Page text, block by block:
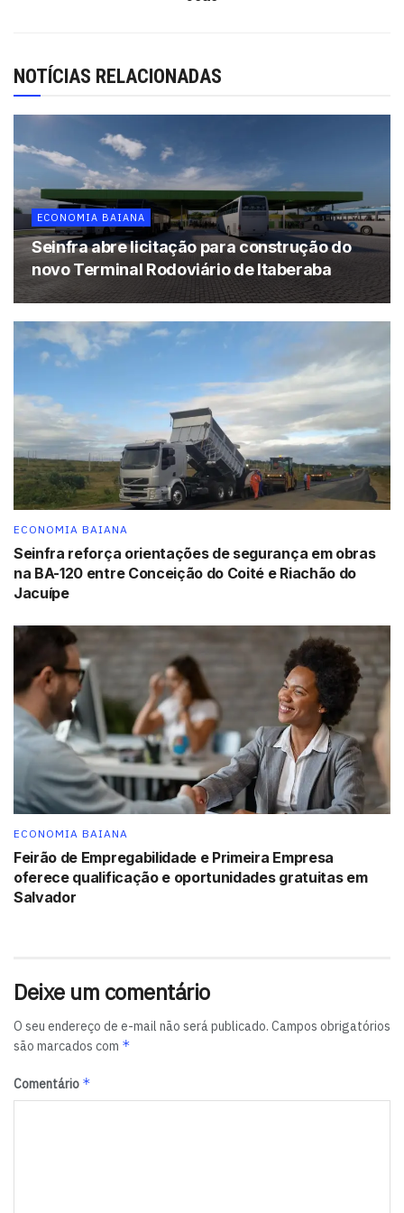
Academias em Salvador
Unidade Barra –
23h. Sáb – 8h às 14h. Dom – 8h às 12h.
Unidade Iguatemi –Av. Antonio Carlos Magalhães, 3749,
Salvador.Horário de funcionamento: Seg a Sex – 5h30 às
23h. Sáb – 8h às 14h. Dom – 8h às 12h.
Unidade Paralela – Av. Paralela, 3056, Salvador.
de funcionamento: Seg a Sex – 5h30 às 23h. Sáb – 8h às
14h. Dom – 8h às 12h.
Unidade Graça –
Unidade Pituba I – Av. Paulo VI, 1399 – Pituba
Tags: ginástica Self It
NOTÍCIAS RELACIONADAS
ECONOMIA BAIANA
Seinfra abre licitação para construção do
novo Terminal Rodoviário de Itaberaba
ECONOMIA BAIANA
Seinfra reforça orientações de segurança em obras
na BA-120 entre Conceição do Coité e Riachão do
Jacuípe
ECONOMIA BAIANA
Feirão de Empregabilidade e Primeira Empresa
oferece qualificação e oportunidades gratuitas em
Salvador
Deixe um comentário
O seu endereço de e-mail não será publicado. Campos obrigatórios
são marcados com *
Comentário *